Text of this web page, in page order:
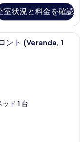
室状況と料金を確認
セーフティボックス (室
ント (Veranda, 1
ド 1 台